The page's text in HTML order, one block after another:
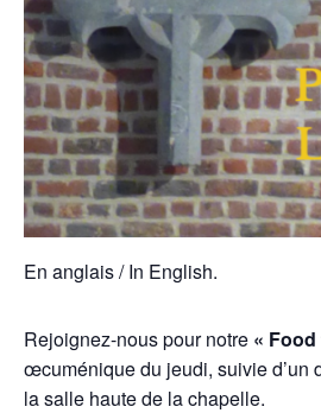
En anglais / In English.
Rejoignez-nous pour notre «
œcuménique du jeudi, suivie d’un
la salle haute de la chapelle.